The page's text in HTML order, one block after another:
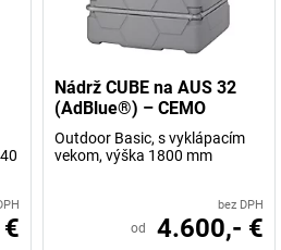
Nádrž CUBE na AUS 32
(AdBlue®) – CEMO
Outdoor Basic, s vyklápacím
vekom, výška 1800 mm
bez DPH
od 4.600,- €